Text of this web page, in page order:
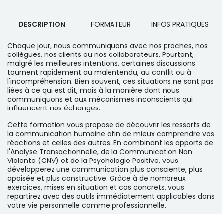
DESCRIPTION FORMATEUR INFOS PRATIQUES
Chaque jour, nous communiquons avec nos proches, nos
collègues, nos clients ou nos collaborateurs. Pourtant,
malgré les meilleures intentions, certaines discussions
tournent rapidement au malentendu, au conflit ou à
l'incompréhension. Bien souvent, ces situations ne sont pas
liées à ce qui est dit, mais à la manière dont nous
communiquons et aux mécanismes inconscients qui
influencent nos échanges.
Cette formation vous propose de découvrir les ressorts de
la communication humaine afin de mieux comprendre vos
réactions et celles des autres. En combinant les apports de
l'Analyse Transactionnelle, de la Communication Non
Violente (CNV) et de la Psychologie Positive, vous
développerez une communication plus consciente, plus
apaisée et plus constructive. Grâce à de nombreux
exercices, mises en situation et cas concrets, vous
repartirez avec des outils immédiatement applicables dans
votre vie personnelle comme professionnelle.